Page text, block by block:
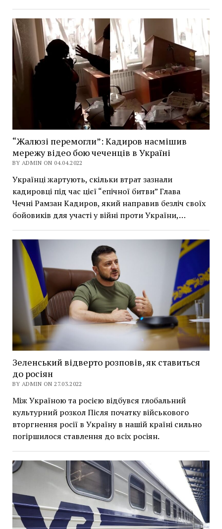
“Жалюзі перемогли”: Кадиров насмішив
мережу відео бою чеченців в Україні
BY ADMIN ON 04.04.2022
Українці жартують, скільки втрат зазнали
кадировці під час цієї “епічної битви” Глава
Чечні Рамзан Кадиров, який направив безліч своїх
бойовиків для участі у війні проти України,…
Зеленський відверто розповів, як ставиться
до росіян
BY ADMIN ON 27.03.2022
Між Україною та росією відбувся глобальний
культурний розкол Після початку військового
вторгнення росії в Україну в нашій країні сильно
погіршилося ставлення до всіх росіян.